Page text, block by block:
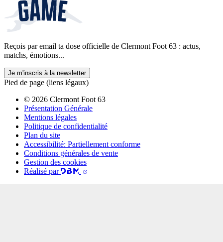
Reçois par email ta dose officielle de Clermont Foot 63 : actus,
matchs, émotions...
Je m'inscris à la newsletter
Pied de page (liens légaux)
© 2026 Clermont Foot 63
Présentation Générale
Mentions légales
Politique de confidentialité
Plan du site
Accessibilité: Partiellement conforme
Conditions générales de vente
Gestion des cookies
Réalisé par